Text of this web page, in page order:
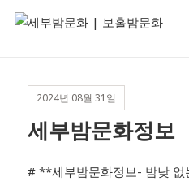
밤
문
화
2024년 08월 31일
세부밤문화정보
# **세부밤문화정보- 밤낮